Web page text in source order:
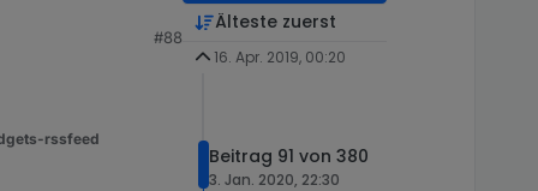
späteren Klicks
#88
rssfeed
Älteste zuerst
16. Apr. 2019, 00:20
Beitrag 91 von 380
3. Jan. 2020, 22:30